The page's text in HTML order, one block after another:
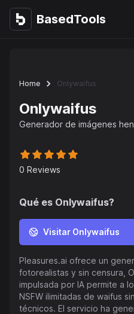
BasedTools
BasedTools
Home Onlywaifus
Onlywaifus
Generador de imágenes
0 Reviews
Qué es Onlywaifus?
Visitar Onlywaifus
Pleasures.ai ofrece un
fotorealistas y sin censura,
impulsada por IA permite a
NSFW ilimitadas de waifus
técnicos. El servicio ha